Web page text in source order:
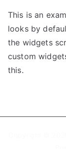
This is an
looks by
the widgets
custom
this.